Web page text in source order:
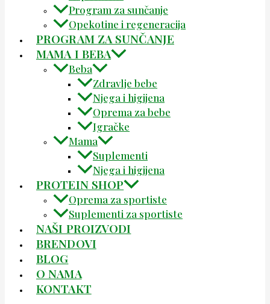
Program za sunčanje
Opekotine i regeneracija
PROGRAM ZA SUNČANJE
MAMA I BEBA
Beba
Zdravlje bebe
Njega i higijena
Oprema za bebe
Igračke
Mama
Suplementi
Njega i higijena
PROTEIN SHOP
Oprema za sportiste
Suplementi za sportiste
NAŠI PROIZVODI
BRENDOVI
BLOG
O NAMA
KONTAKT